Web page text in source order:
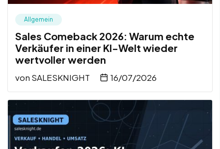
Allgemein
Sales Comeback 2026: Warum echte
Verkäufer in einer KI-Welt wieder
wertvoller werden
von SALESKNIGHT 16/07/2026